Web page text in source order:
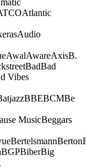
Atlantic
Audio
AwalAwareAxisB.
BadBad
Vibes
BBEBCMBe
MusicBeggars
BertelsmannBerton
BGPBiberBig